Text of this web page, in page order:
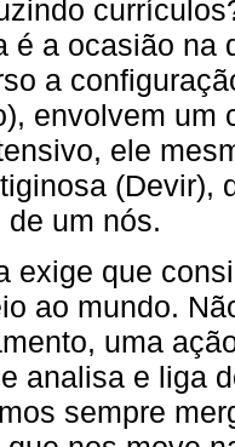
é a ocasião na
a
envolvem um
ele
(Devir),
um nós.
exige que
ao mundo.
uma
analisa e liga
sempre